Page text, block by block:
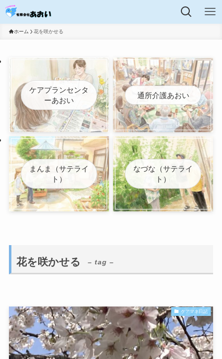
ホーム 花を咲かせる
ケアプランセンタ
ーあおい
通所介護あおい
まんま（サテライ
ト）
なづな（サテライ
ト）
花を咲かせる – tag –
ケアマネ日記